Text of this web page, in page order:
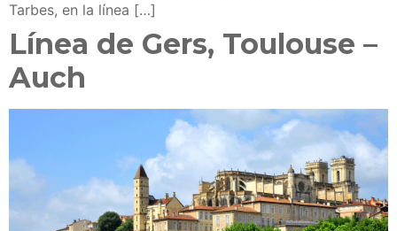
Tarbes, en la línea […]
Línea de Gers, Toulouse –
Auch